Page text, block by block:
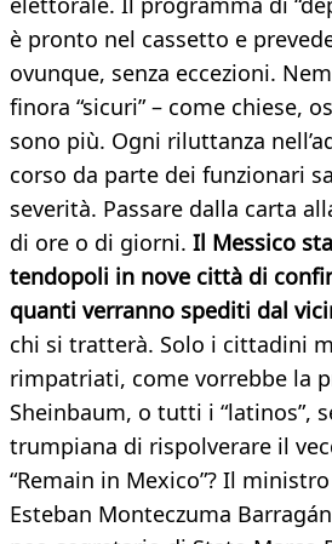
è pronto nel cassetto e
ovunque, senza eccezioni.
finora “sicuri” – come chiese,
sono più. Ogni riluttanza
corso da parte dei funzionari
severità. Passare dalla carta
di ore o di giorni. Il Messico
tendopoli in nove città di
quanti verranno spediti dal
chi si tratterà. Solo i cittadini
rimpatriati, come vorrebbe la
Sheinbaum, o tutti i “latinos”,
trumpiana di rispolverare il
“Remain in Mexico”? Il
Esteban Monteczuma